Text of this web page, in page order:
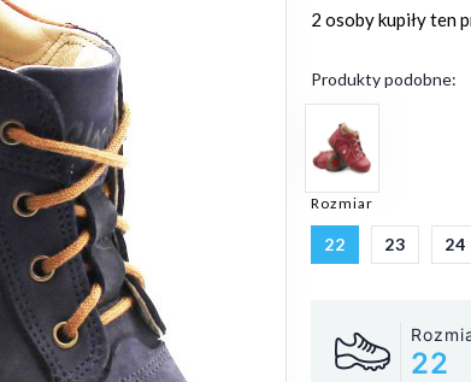
2 osobykupiły ten
Produkty podobne:
Rozmiar
22 23 24
22